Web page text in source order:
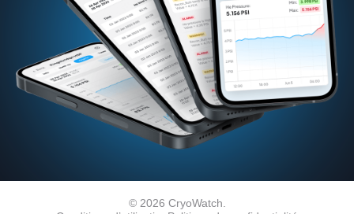
© 2026 CryoWatch.